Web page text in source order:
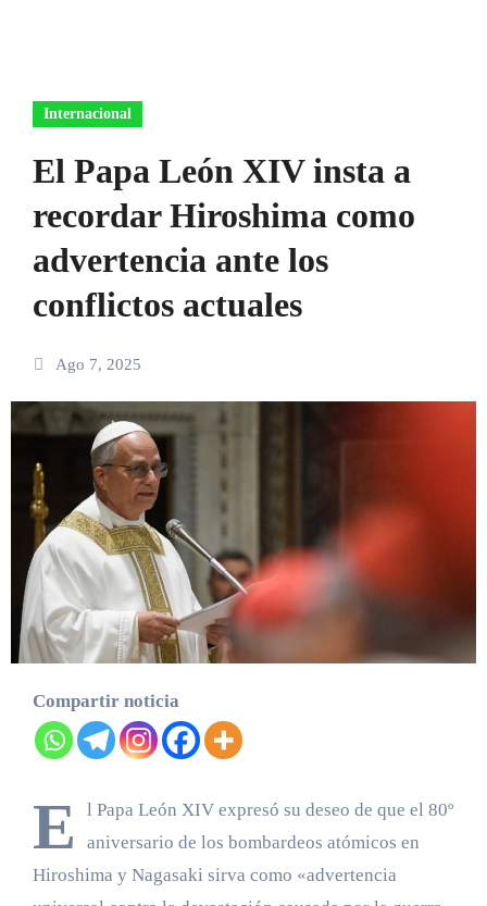
Internacional
El Papa León XIV insta a
recordar Hiroshima como
advertencia ante los
conflictos actuales
Ago 7, 2025
Compartir noticia
E
l Papa León XIV expresó su deseo de que el 80º
aniversario de los bombardeos atómicos en
Hiroshima y Nagasaki sirva como «advertencia